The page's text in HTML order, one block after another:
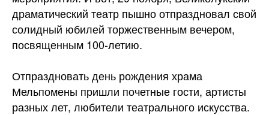
драматический театр пышно отпраздновал свой
солидный юбилей торжественным вечером,
посвященным 100-летию.
Отпраздновать день рождения храма
Мельпомены пришли почетные гости, артисты
разных лет, любители театрального искусства.